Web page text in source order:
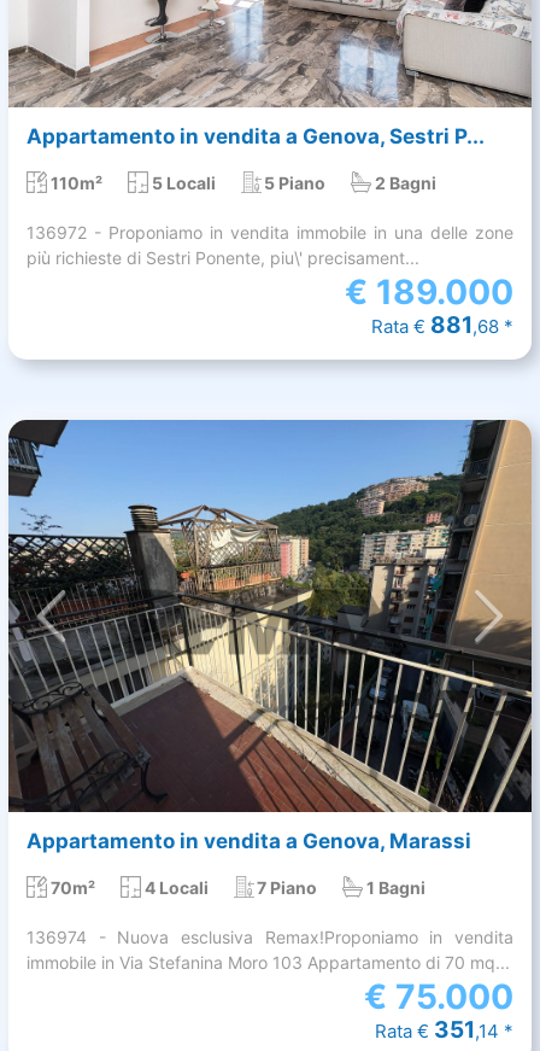
Appartamento in vendita a Genova, Sestri P...
110m² 5 Locali 5 Piano 2 Bagni
136972 - Proponiamo in vendita immobile in una delle zone
più richieste di Sestri Ponente, piu\' precisament...
€ 189.000
Rata € 881,68 *
Appartamento in vendita a Genova, Marassi
70m² 4 Locali 7 Piano 1 Bagni
136974 - Nuova esclusiva Remax!Proponiamo in vendita
immobile in Via Stefanina Moro 103 Appartamento di 70 mq...
€ 75.000
Rata € 351,14 *